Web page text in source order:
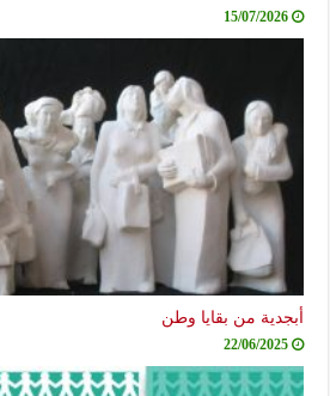
15/07/2026
أبجدية من بقايا وطن
22/06/2025